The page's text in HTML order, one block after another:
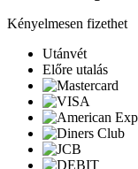
Kényelmesen fizethet
Utánvét
Előre utalás